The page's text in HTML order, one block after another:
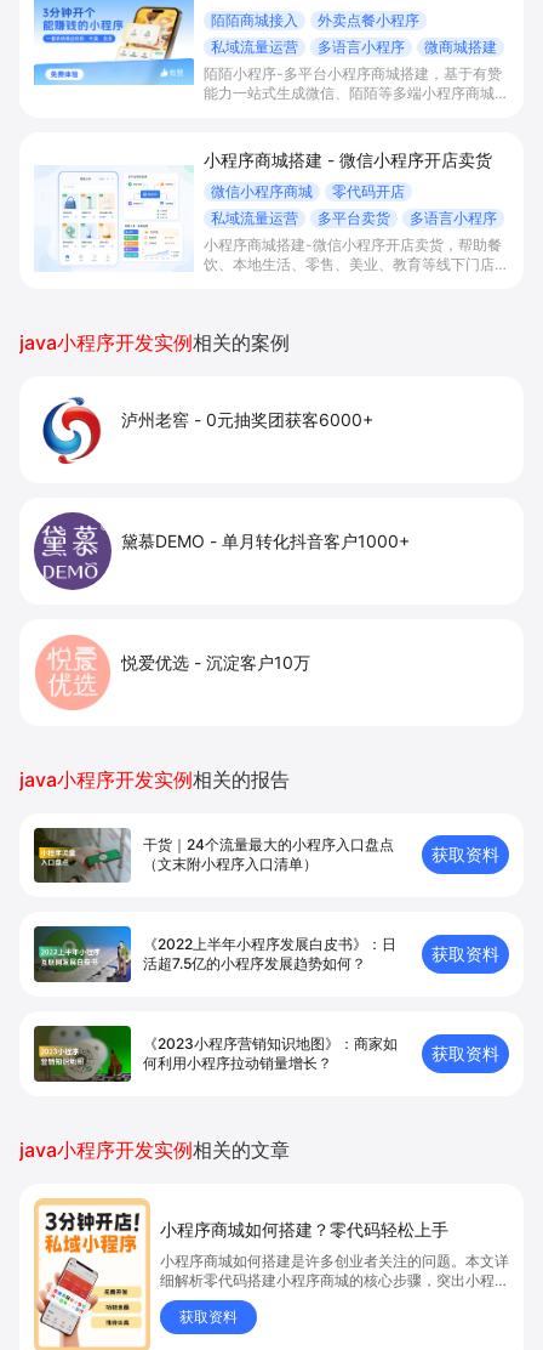
陌陌商城接入
外卖点餐小程序
私域流量运营
多语言小程序
微商城搭建
陌陌小程序-多平台小程序商城搭建，基于有赞
能力一站式生成微信、陌陌等多端小程序商城，
复购增长。
小程序商城搭建 - 微信小程序开店卖货
微信小程序商城
零代码开店
私域流量运营
多平台卖货
多语言小程序
小程序商城搭建-微信小程序开店卖货，帮助餐
饮、本地生活、零售、美业、教育等线下门店及
java小程序开发实例相关的案例
泸州老窖 - 0元抽奖团获客6000+
黛慕DEMO - 单月转化抖音客户1000+
悦爱优选 - 沉淀客户10万
java小程序开发实例相关的报告
干货｜24个流量最大的小程序入口盘点
（文末附小程序入口清单）
获取资料
《2022上半年小程序发展白皮书》：日
活超7.5亿的小程序发展趋势如何？
获取资料
《2023小程序营销知识地图》：商家如
何利用小程序拉动销量增长？
获取资料
java小程序开发实例相关的文章
小程序商城如何搭建？零代码轻松上手
小程序商城如何搭建是许多创业者关注的问题。本文详
细解析零代码搭建小程序商城的核心步骤，突出小程序
商城、商城搭建与零代码开店优势，帮助你轻松实现商
品上架、全渠道销售及高效会员运营，快速开启线上卖
货新模式。点击获取详细操作指南！
获取资料